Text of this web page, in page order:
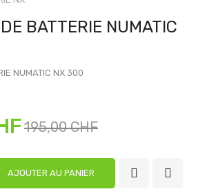
BATTERIE NUMATIC
NUMATIC NX 300
195,00 CHF
AJOUTER AU PANIER